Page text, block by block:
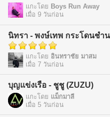
แกะโดย Boys Run Away
เมื่อ 9 วันก่อน
นิทรา - พงษ์เทพ กระโดนชำ
แกะโดย อินทราชัย มาสม
เมื่อ 7 วันก่อน
บุญแข่งเรือ - ชูชู (ZUZU)
แกะโดย แม็กมาลี
เมื่อ 5 วันก่อน